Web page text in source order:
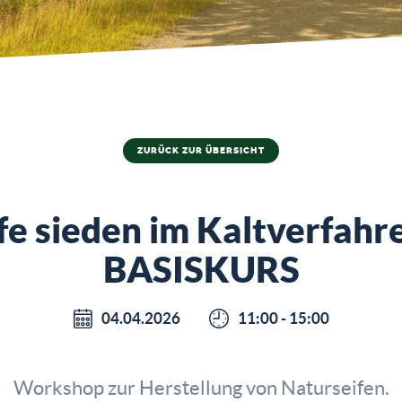
ZURÜCK ZUR ÜBERSICHT
sieden im
BASISKURS
04.04.2026 11:00 - 15:00
Workshop zur Herstellung von Naturseifen.